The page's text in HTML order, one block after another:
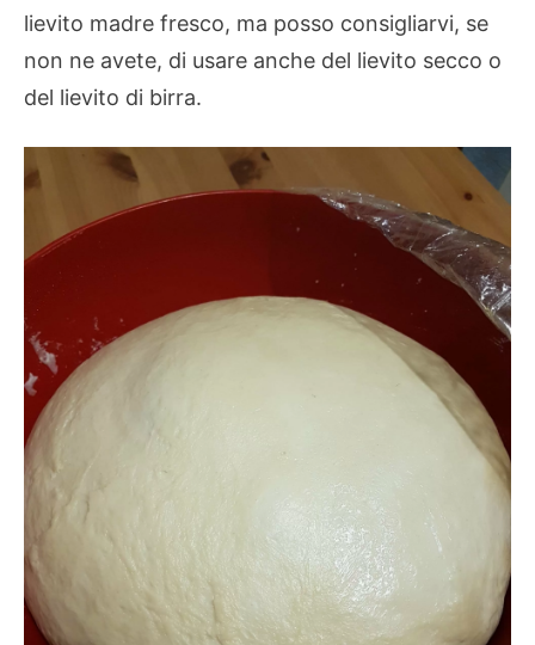
lievito madre fresco, ma posso consigliarvi, se
non ne avete, di usare anche del lievito secco o
del lievito di birra.